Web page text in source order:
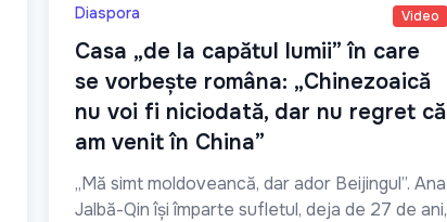
Diaspora Video
Casa „de la capătul lumii” în care
se vorbește româna: „Chinezoaică
nu voi fi niciodată, dar nu regret că
am venit în China”
„Mă simt moldoveancă, dar ador Beijingul”. Ana
Jalbă-Qin își împarte sufletul, deja de 27 de ani,